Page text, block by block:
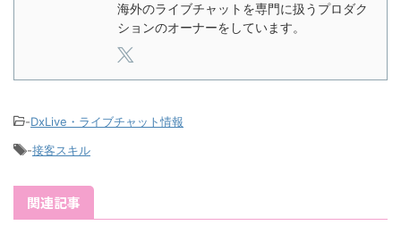
海外のライブチャットを専門に扱うプロダク
ションのオーナーをしています。
-DxLive・ライブチャット情報
-接客スキル
関連記事